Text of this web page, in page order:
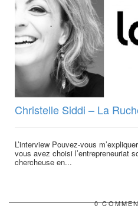
Christelle Siddi – La
L’interview Pouvez-vous
vous avez choisi l’entrepreneuriat
chercheuse en...
0